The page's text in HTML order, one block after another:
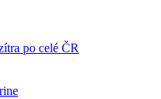
po celé ČR